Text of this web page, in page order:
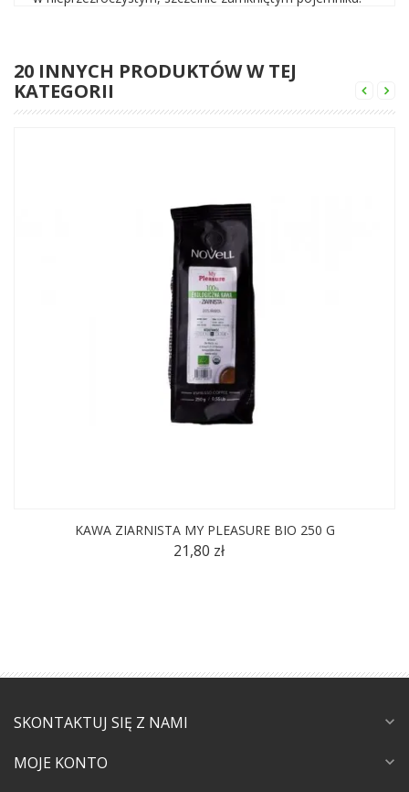
20 INNYCH PRODUKTÓW W TEJ
KATEGORII
KAWA ZIARNISTA MY PLEASURE BIO 250 G
21,80 zł
SKONTAKTUJ SIĘ Z NAMI expand_more
MOJE KONTO expand_more